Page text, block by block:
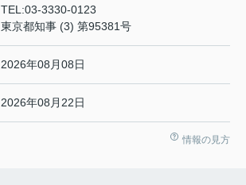
TEL:03-3330-0123
東京都知事 (3) 第95381号
2026年08月08日
2026年08月22日
情報の見方